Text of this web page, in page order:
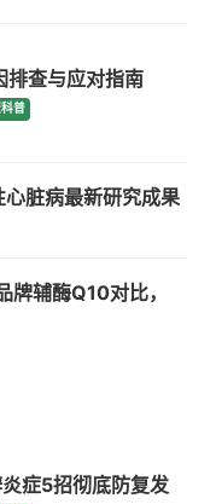
排查与应对指南
普
脏病最新研究成果
辅酶Q10对比，
症5招彻底防复发